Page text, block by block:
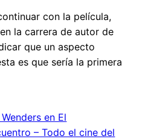
con la película,
la carrera de autor de
que un aspecto
es que sería la primera
en El
– Todo el cine del